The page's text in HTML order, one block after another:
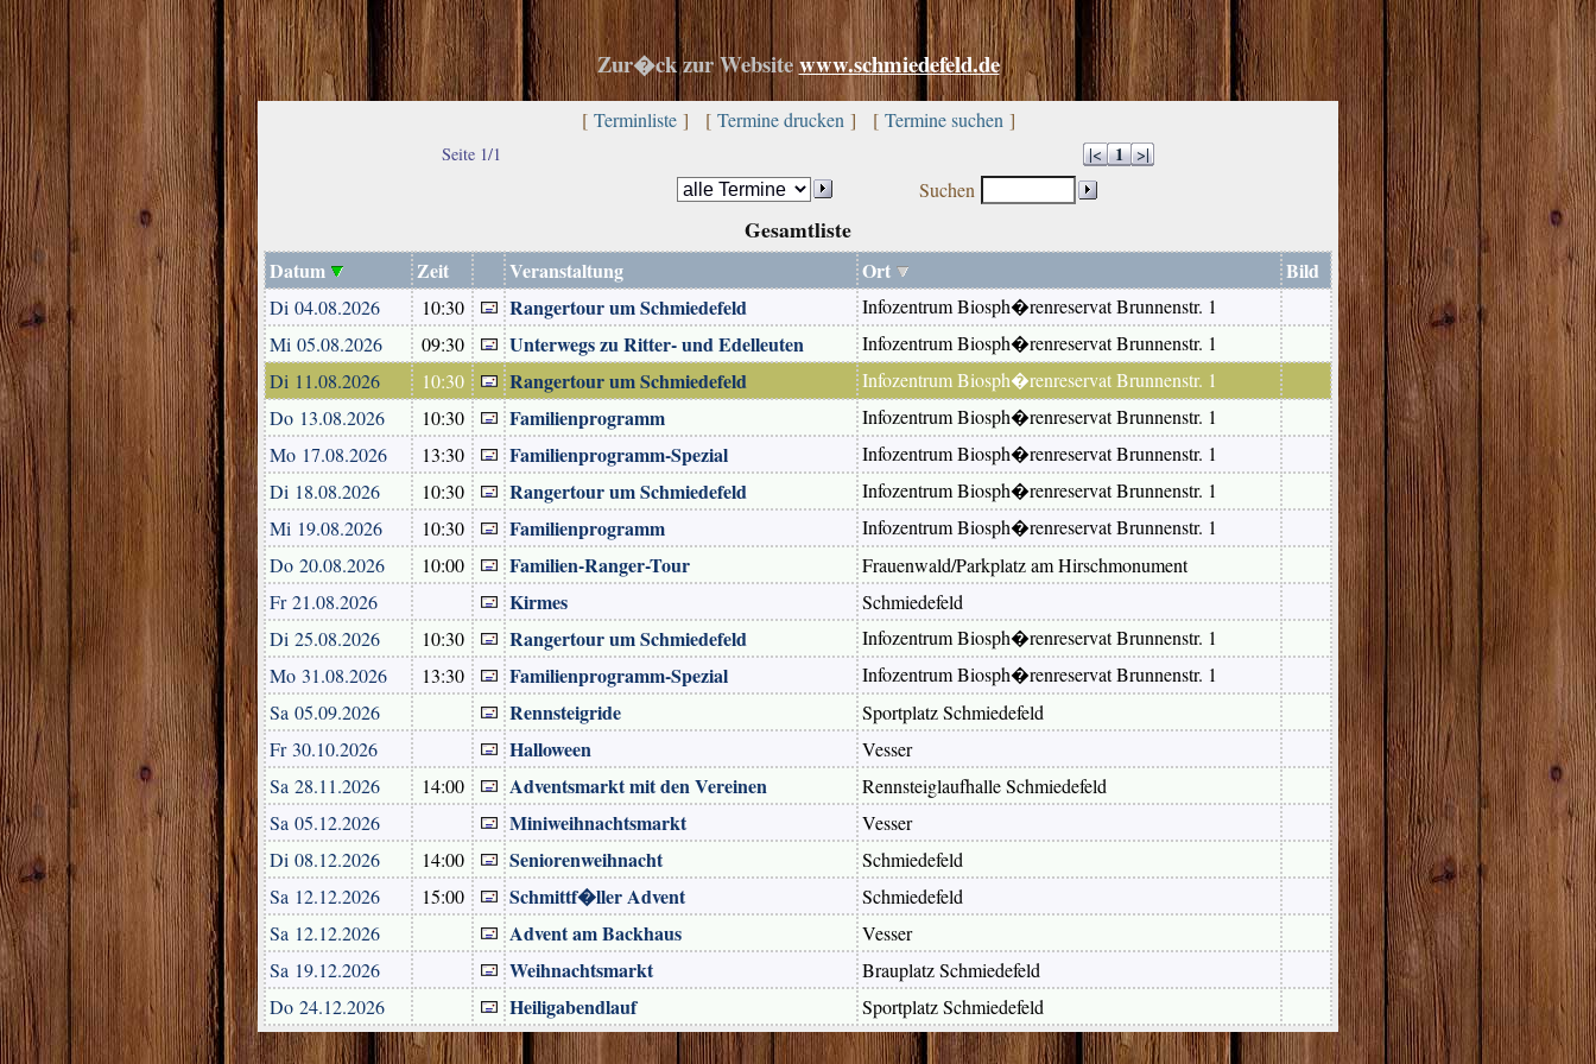
Zur�ck zur Websitewww.schmiedefeld.de
[ Terminliste] [ Termine drucken] [ Termine suchen]
Seite 1/1 |< 1 >|
Suchen
Gesamtliste
Datum Zeit Veranstaltung Ort Bild
Di 04.08.2026 10:30 Rangertour um Schmiedefeld
Infozentrum Biosph�renreservat Brunnenstr. 1
Mi 05.08.2026
09:30 Unterwegs zu Ritter- und Edelleuten
Infozentrum Biosph�renreservat Brunnenstr. 1
Di 11.08.2026
10:30 Rangertour um Schmiedefeld
Infozentrum Biosph�renreservat Brunnenstr. 1
Do 13.08.2026
10:30 Familienprogramm
Infozentrum Biosph�renreservat Brunnenstr. 1
Mo 17.08.2026
13:30 Familienprogramm-Spezial
Infozentrum Biosph�renreservat Brunnenstr. 1
Di 18.08.2026
10:30 Rangertour um Schmiedefeld
Infozentrum Biosph�renreservat Brunnenstr. 1
Mi 19.08.2026
10:30 Familienprogramm
Infozentrum Biosph�renreservat Brunnenstr. 1
Do 20.08.2026
10:00 Familien-Ranger-Tour
Frauenwald/Parkplatz am Hirschmonument
Fr 21.08.2026
Kirmes
Schmiedefeld
Di 25.08.2026
10:30 Rangertour um Schmiedefeld
Infozentrum Biosph�renreservat Brunnenstr. 1
Mo 31.08.2026
13:30 Familienprogramm-Spezial
Infozentrum Biosph�renreservat Brunnenstr. 1
Sa 05.09.2026
Rennsteigride
Sportplatz Schmiedefeld
Fr 30.10.2026
Halloween
Vesser
Sa 28.11.2026
14:00 Adventsmarkt mit den Vereinen
Rennsteiglaufhalle Schmiedefeld
Sa 05.12.2026
Miniweihnachtsmarkt
Vesser
Di 08.12.2026
14:00 Seniorenweihnacht
Schmiedefeld
Sa 12.12.2026
15:00 Schmittf�ller Advent
Schmiedefeld
Sa 12.12.2026
Advent am Backhaus
Vesser
Sa 19.12.2026
Weihnachtsmarkt
Brauplatz Schmiedefeld
Do 24.12.2026
Heiligabendlauf Sportplatz Schmiedefeld